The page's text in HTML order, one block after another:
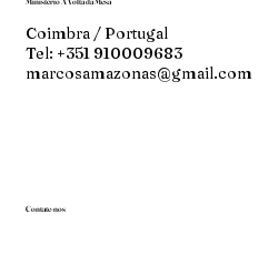
Coimbra / Portugal
Tel: +351 910009683
marcosamazonas@gmail.com
Contate-nos